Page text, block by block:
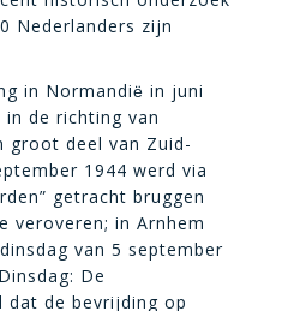
Nederlanders zijn
in Normandië in juni
de richting van
groot deel van Zuid-
1944 werd via
getracht bruggen
veroveren; in Arnhem
van 5 september
De
dat de bevrijding op